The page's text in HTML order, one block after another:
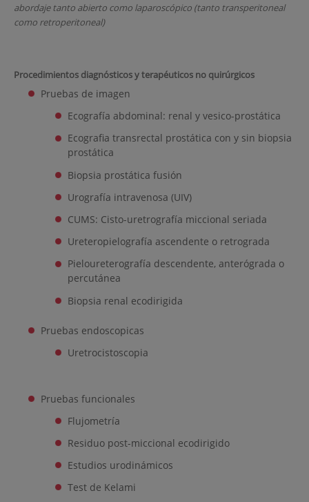
abordaje tanto abierto como laparoscópico (tanto transperitoneal
como retroperitoneal)
Procedimientos diagnósticos y terapéuticos no quirúrgicos
Pruebas de imagen
Ecografía abdominal: renal y vesico-prostática
Ecografia transrectal prostática con y sin biopsia
prostática
Biopsia prostática fusión
Urografía intravenosa (UIV)
CUMS: Cisto-uretrografía miccional seriada
Ureteropielografía ascendente o retrograda
Pieloureterografía descendente, anterógrada o
percutánea
Biopsia renal ecodirigida
Pruebas endoscopicas
Uretrocistoscopia
Pruebas funcionales
Flujometría
Residuo post-miccional ecodirigido
Estudios urodinámicos
Test de Kelami